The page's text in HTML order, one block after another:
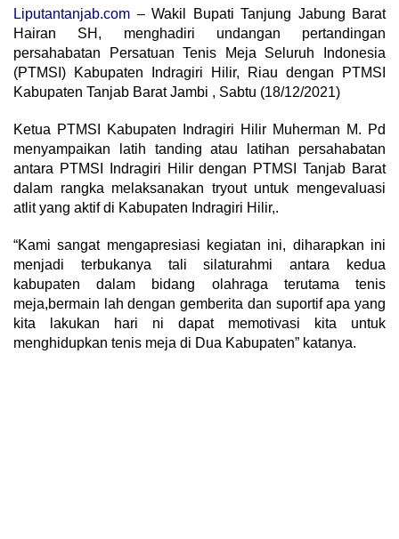
Liputantanjab.com – Wakil Bupati Tanjung Jabung Barat
Hairan SH, menghadiri undangan pertandingan
persahabatan Persatuan Tenis Meja Seluruh Indonesia
(PTMSI) Kabupaten Indragiri Hilir, Riau dengan PTMSI
Kabupaten Tanjab Barat Jambi , Sabtu (18/12/2021)
Ketua PTMSI Kabupaten Indragiri Hilir Muherman M. Pd
menyampaikan latih tanding atau latihan persahabatan
antara PTMSI Indragiri Hilir dengan PTMSI Tanjab Barat
dalam rangka melaksanakan tryout untuk mengevaluasi
atlit yang aktif di Kabupaten Indragiri Hilir,.
“Kami sangat mengapresiasi kegiatan ini, diharapkan ini
menjadi terbukanya tali silaturahmi antara kedua
kabupaten dalam bidang olahraga terutama tenis
meja,bermain lah dengan gemberita dan suportif apa yang
kita lakukan hari ni dapat memotivasi kita untuk
menghidupkan tenis meja di Dua Kabupaten” katanya.